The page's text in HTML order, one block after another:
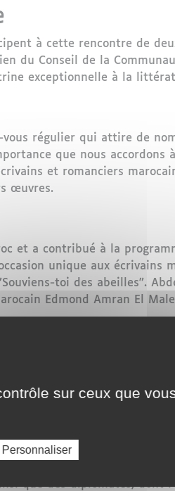
à cette rencontre de
du Conseil de la
exceptionnelle à la
vous régulier qui attire de
que nous accordons
et romanciers
œuvres.
et a contribué à la
unique aux écrivains
toi des abeilles".
Edmond Amran El
"culture et sciences",
féminin", "architectures
de calligraphie. L’artiste
représenter le Maroc à
que des diplomates, dont
sur ceux que
Personnaliser